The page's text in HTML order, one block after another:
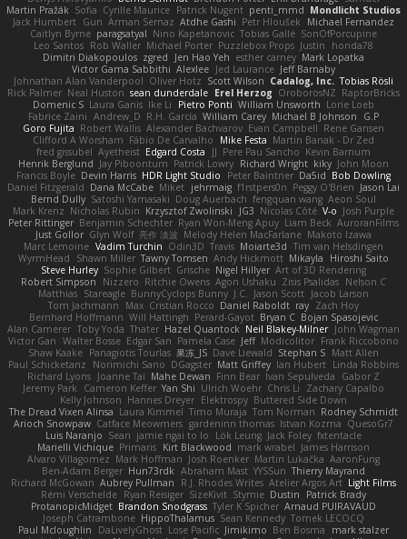
Martin Pražák Sofia Cyrille Maurice Patrick Nugent penti_mmd Mondlicht Studios
Jack Humbert Gun Arman Sernaz Atdhe Gashi Petr Hloušek
Michael Fernandez
Caitlyn Byrne paragsatyal Nino Kapetanovic Tobias Gallé SonOfPorcupine
Leo Santos Rob Waller Michael Porter Puzzlebox Props Justin
honda78
Dimitri Diakopoulos zgred Jen Hao Yeh esther carney Mark Lopatka
Victor Gama Sabbithi Alexlee Jed Laurance Jeff Barnaby
Johnathan Alan Vanderpool Oliver Hotz Scott Wilson Cadalog, Inc. Tobias Rösli
Rick Palmer Neal Huston sean dunderdale Erel Herzog OroborosNZ RaptorBricks
Domenic S Laura Ganis Ike Li Pietro Ponti William Unsworth Lorie Loeb
Fabrice Zaini Andrew_D R.H. García William Carey Michael B Johnson
G.P
Goro Fujita Robert Wallis Alexander Bachvarov Evan Campbell Rene Gansen
Clifford A Worsham Fábio De Carvalho Mike Festa Martin Banak - Dr Zed
fred gissubel Ayetheist Edgard Costa JJ Pere Pau Sancho Kevin Barnum
Henrik Berglund Jay Piboontum Patrick Lowry Richard Wright kiky John Moon
Francis Boyle Devin Harris HDR Light Studio Peter Baintner Da5id Bob Dowling
Daniel Fitzgerald Dana McCabe Miket jehrmaig f1rstpers0n Peggy O'Brien Jason Lai
Bernd Dully Satoshi Yamasaki Doug Auerbach fengquan wang Aeon Soul
Mark Krenz Nicholas Rubin Krzysztof Zwolinski JG3 Nicolas Côté V-o Josh Purple
Peter Rittinger Benjamin Schechter Ryan Won-Meng Apuy Liam Beck AuroranFilms
Just Gollor Glyn Wolf 亮作 淡波 Melody Helen MacFarlane Makoto Izawa
Marc Lemoine Vadim Turchin Odin3D Travis Moiarte3d Tim van Helsdingen
WyrmHead
Shawn Miller Tawny Tomsen Andy Hickmott Mikayla
Hiroshi Saito
Steve Hurley Sophie Gilbert Grische Nigel Hillyer Art of 3D Rendering
Robert Simpson
Nizzero Ritchie Owens Agon Ushaku Zisis Psalidas Nelson C
Matthias Stareagle BunnyCyclops Bunny J.C. Jason Scott Jacob Larson
Tom Jachmann
Max Cristian Rocco Daniel Raboldt ray Zach Hoy
Bernhard Hoffmann Will Hattingh Perard-Gayot Bryan C Bojan Spasojevic
Alan Camerer Toby Yoda Thater Hazel Quantock Neil Blakey-Milner John Wagman
Victor Gan Walter Bosse Edgar San Pamela Case Jeff Modicolitor Frank Riccobono
Shaw Kaake Panagiotis Tourlas 果冻_JS Dave Liewald Stephan S Matt Allen
Paul Schicketanz
Norimichi Sano DGagster Matt Griffey Ian Hubert Linda Robbins
Richard Lyons Joanne Tai Mahe Dewan Finn Bear Ivan Sepulveda
Gabor Z
Jeremy Park
Cameron Keffer Yan Shi Ulrich Woehr Chris Li
Zachary Capalbo
Kelly Johnson Hannes Dreyer Elektrospy Buttered Side Down
The Dread Vixen Alinsa Laura Kimmel Timo Muraja Tom Norman Rodney Schmidt
Arioch Snowpaw Catface Meowmers gardeninn thomas Istvan Kozma QuesoGr7
Luis Naranjo Sean jamie ngai to lo Lök Leung Jack Foley fxtentacle
Marielli Vichique Primaris Kirt Blackwood mark wrabel James Harrison
Alvaro Villagomez Mark Hoffman Josh Roenker Martin Lukačka AaronFung
Ben-Adam Berger Hun73rdk Abraham Mast YYSSun Thierry Mayrand
Richard McGowan Aubrey Pullman R.J. Rhodes Writes Atelier Argos Art Light Films
Rémi Verschelde Ryan Reisiger SizeKivit Stymie Dustin
Patrick Brady
ProtanopicMidget Brandon Snodgrass Tyler K Spicher Arnaud PUIRAVAUD
Joseph Catrambone HippoThalamus Sean Kennedy Tomek LECOCQ
Paul Mcloughlin
DaLivelyGhost Lose Pacific Jimikimo Ben Bosma
mark stalzer